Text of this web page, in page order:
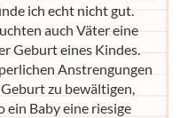
ich echt nicht gut.
auch Väter eine
Geburt eines Kindes.
Anstrengungen
zu bewältigen,
ein Baby eine riesige